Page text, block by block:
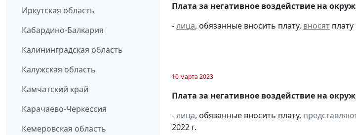
Иркутская область
Кабардино-Балкария
Калининградская область
Калужская область
Камчатский край
Карачаево-Черкессия
Кемеровская область
Плата за негативное воздействие на
-лица, обязанные вносить плату, вносят плату
10 марта 2023
Плата за негативное воздействие на
-лица, обязанные вносить плату,
2022 г.